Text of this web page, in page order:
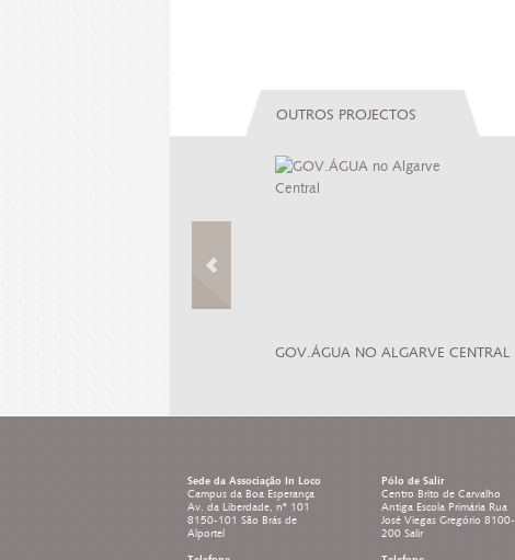
OUTROS PROJECTOS
GOV.ÁGUA NO ALGARVE CENTRAL
Sede da Associação In Loco
Campus da Boa Esperança
Av. da Liberdade, nº 101
8150-101 São Brás de
Alportel
Pólo de Salir
Centro Brito de Carvalho
Antiga Escola Primária Rua
José Viegas Gregório 8100-
200 Salir